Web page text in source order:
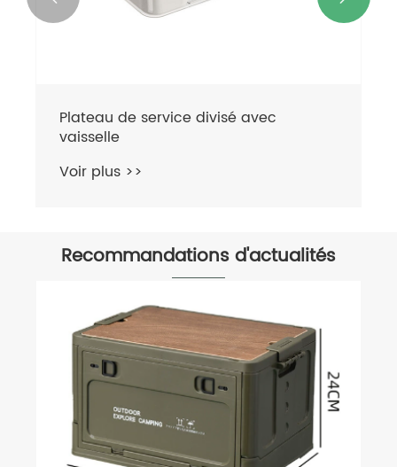
Crêpe drainable
Recommandations d'actualités
Comment un porte-gobelet peut-il
améliorer le confort au quotidien ?
Voir plus >>